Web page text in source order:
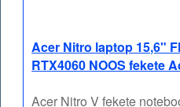
Acer Nitro laptop 15,6"
RTX4060 NOOS fekete
Acer Nitro V fekete